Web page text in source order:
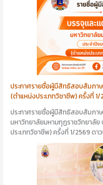
ประกาศรายชื่อผู้มีสิทธิสอบสัมภา
(ตำแหน่งประเภทวิชาชีพ) ครั้งที่ 1/
ประกาศรายชื่อผู้มีสิทธิสอบสัมภา
มหาวิทยาลัยมหามกุฏราชวิทยาลั
ประเภทวิชาชีพ) ครั้งที่ 1/2569 ดา